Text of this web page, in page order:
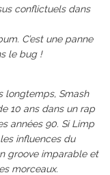
conflictuels dans
C’est une panne
le bug !
longtemps, Smash
10 ans dans un rap
années 90. Si Limp
influences du
groove imparable et
morceaux.